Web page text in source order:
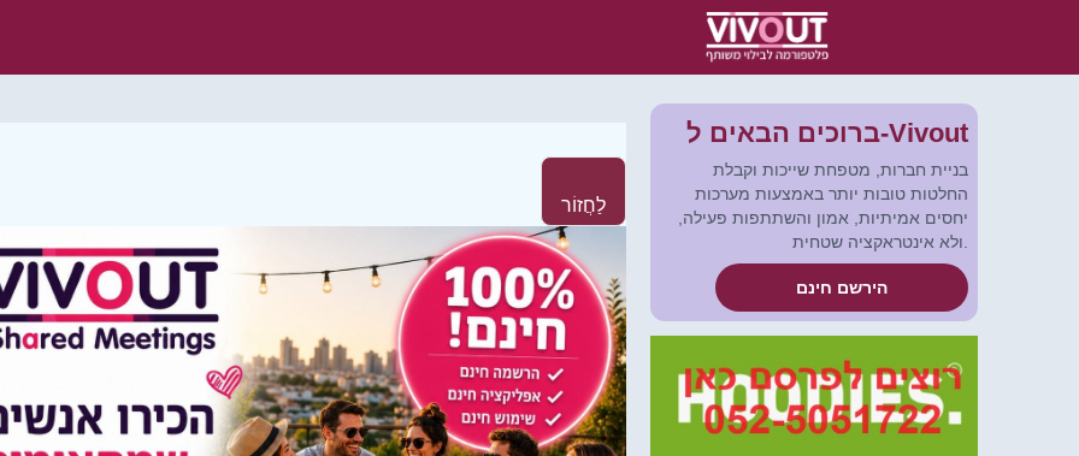
לַחֲזוֹר
ברוכים הבאים ל-Vivout
בניית חברות, מטפחת שייכות וקבלת
החלטות טובות יותר באמצעות מערכות
יחסים אמיתיות, אמון והשתתפות פעילה,
הירשם חינם